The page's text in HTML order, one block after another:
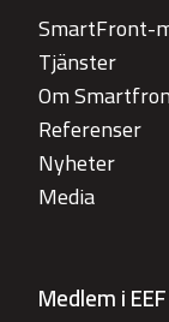
SmartFront-
Tjänster
Om
Referenser
Nyheter
Media
Medlem i EEF